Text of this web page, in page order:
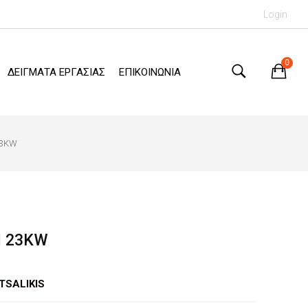
Login
ΔΕΙΓΜΑΤΑ ΕΡΓΑΣΙΑΣ ΕΠΙΚΟΙΝΩΝΙΑ
0
23KW